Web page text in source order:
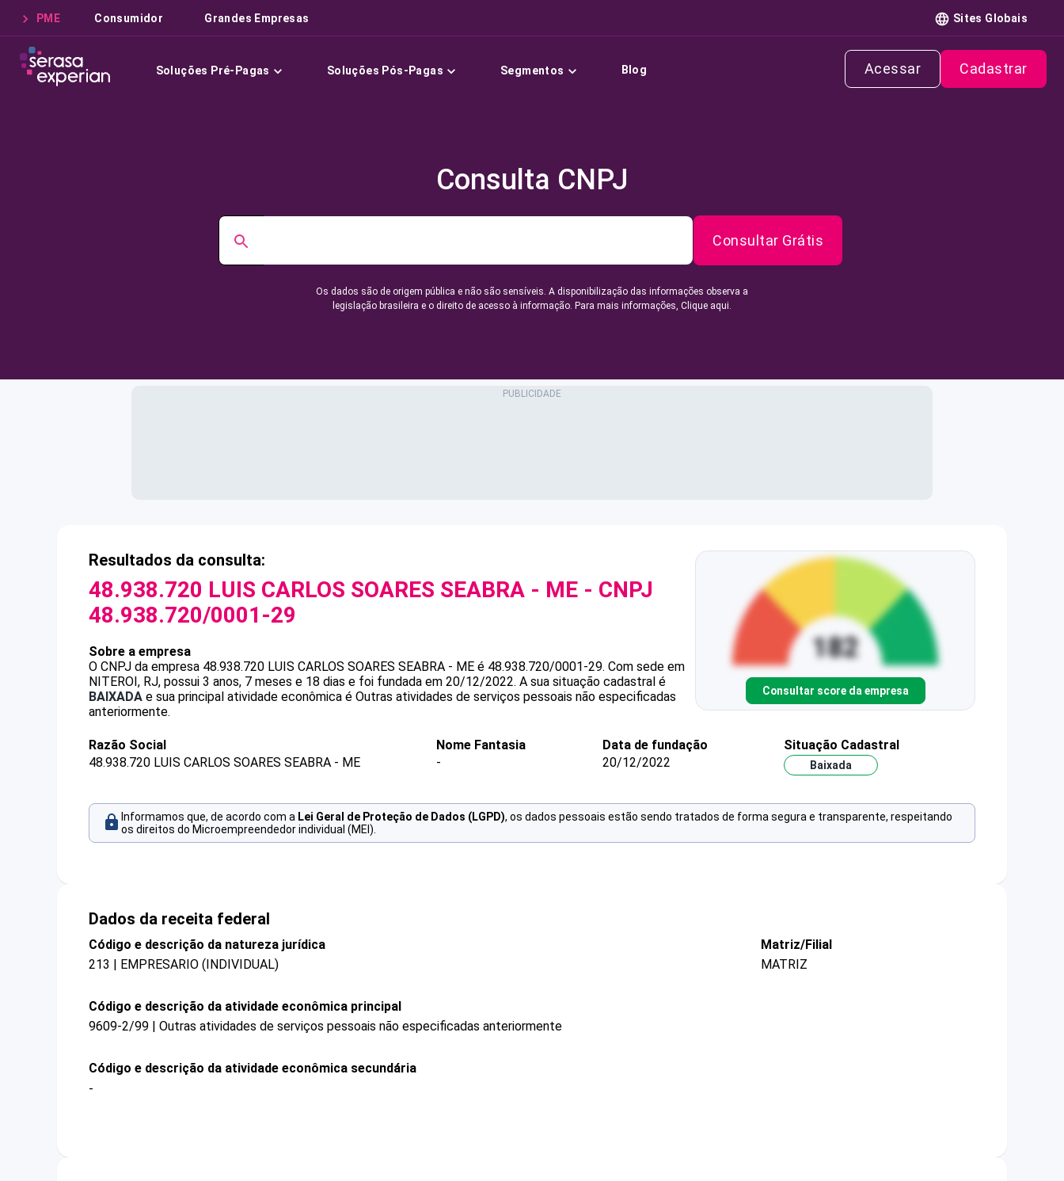
PME Consumidor Grandes Empresas Sites Globais
Soluções Pré-Pagas Soluções Pós-Pagas Segmentos Blog Acessar Cadastrar
Consulta CNPJ
Consultar Grátis
Os dados são de origem pública e não são sensíveis. A disponibilização das informações observa a
legislação brasileira e o direito de acesso à informação. Para mais informações, Clique aqui.
Resultados da consulta:
48.938.720 LUIS CARLOS SOARES SEABRA - ME - CNPJ
48.938.720/0001-29
Sobre a empresa
O CNPJ da empresa 48.938.720 LUIS CARLOS SOARES SEABRA - ME é 48.938.720/0001-29. Com sede em
NITEROI, RJ, possui 3 anos, 7 meses e 18 dias e foi fundada em 20/12/2022. A sua situação cadastral é
BAIXADA e sua principal atividade econômica é Outras atividades de serviços pessoais não especificadas
anteriormente.
Consultar score da empresa
Razão Social
48.938.720 LUIS CARLOS SOARES SEABRA - ME
Nome Fantasia
-
Data de fundação
20/12/2022
Situação Cadastral
Baixada
Informamos que, de acordo com a Lei Geral de Proteção de Dados (LGPD), os dados pessoais estão sendo tratados de forma segura e transparente, respeitando
os direitos do Microempreendedor individual (MEI).
Dados da receita federal
Código e descrição da natureza jurídica
213 | EMPRESARIO (INDIVIDUAL)
Matriz/Filial
MATRIZ
Código e descrição da atividade econômica principal
9609-2/99 | Outras atividades de serviços pessoais não especificadas anteriormente
Código e descrição da atividade econômica secundária
-